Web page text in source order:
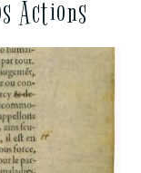
Actions